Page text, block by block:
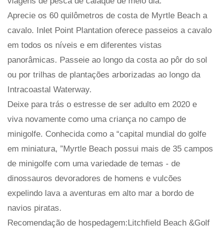
Aprecie os 60 quilômetros de costa de Myrtle Beach a
cavalo. Inlet Point Plantation oferece passeios a cavalo
em todos os níveis e em diferentes vistas
panorâmicas. Passeie ao longo da costa ao pôr do sol
ou por trilhas de plantações arborizadas ao longo da
Intracoastal Waterway.
Deixe para trás o estresse de ser adulto em 2020 e
viva novamente como uma criança no campo de
minigolfe. Conhecida como a “capital mundial do golfe
em miniatura, ”Myrtle Beach possui mais de 35 campos
de minigolfe com uma variedade de temas - de
dinossauros devoradores de homens e vulcões
expelindo lava a aventuras em alto mar a bordo de
navios piratas.
Recomendação de hospedagem:Litchfield Beach &Golf